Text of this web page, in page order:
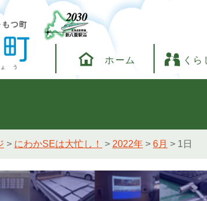
ホーム くら
> にわかSEは大忙し！ > 2022年 > 6月 > 1日